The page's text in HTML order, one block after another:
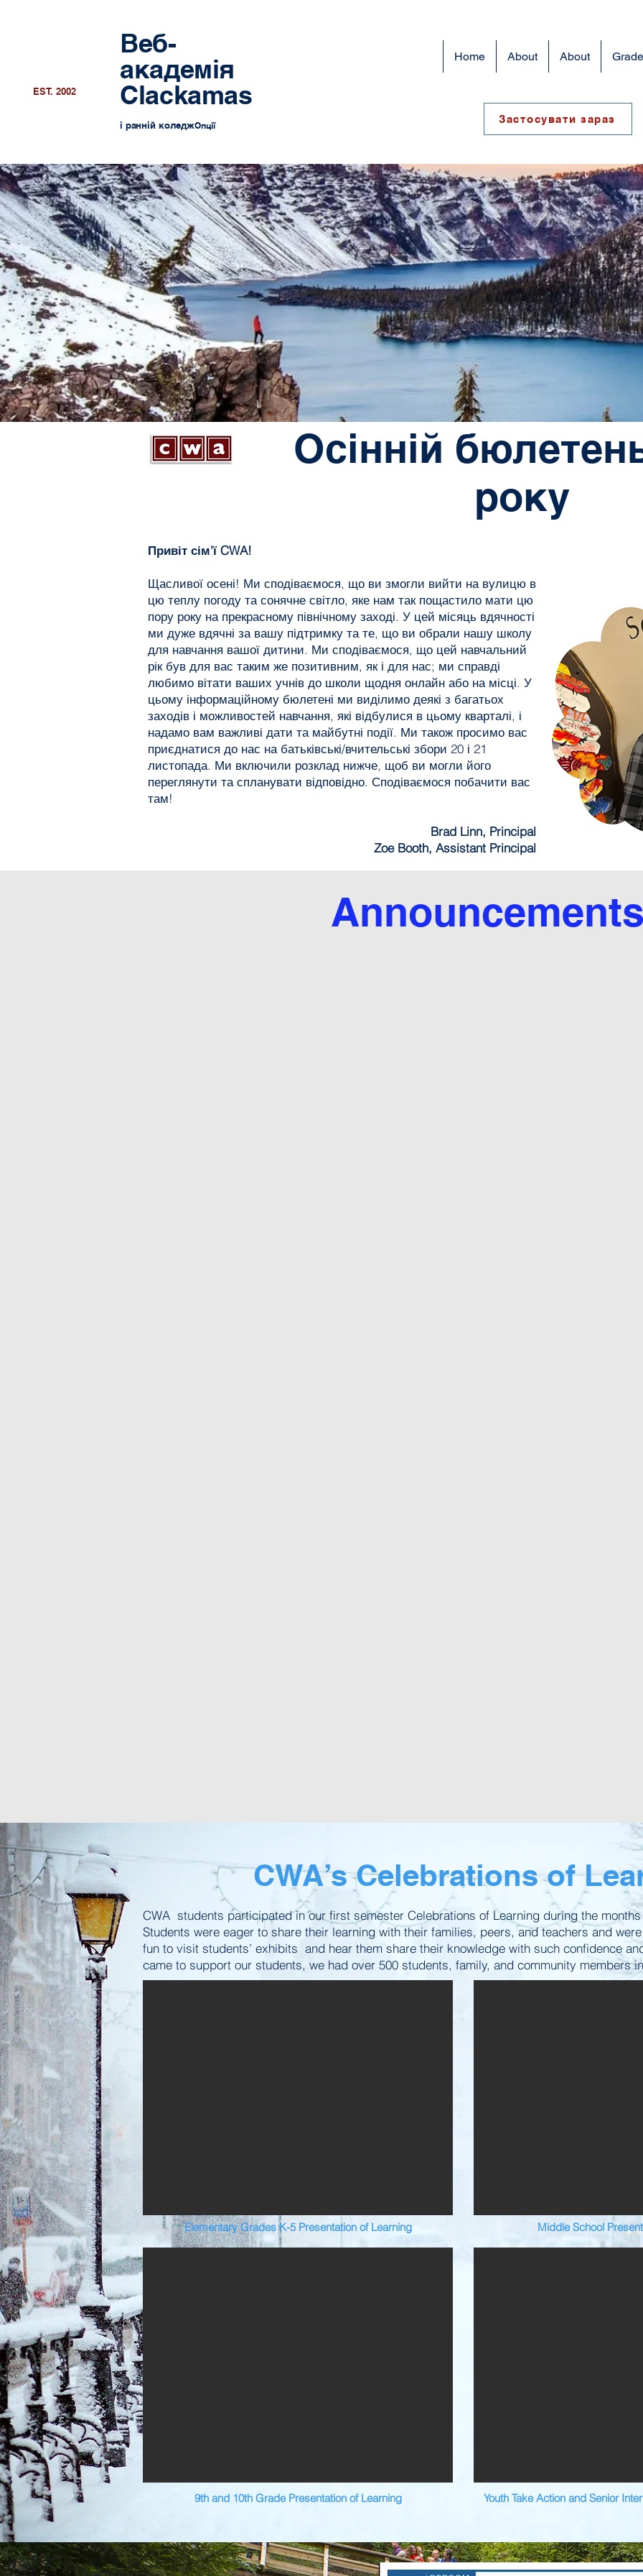
EST. 2002
Веб-
академія
Clackamas
і ранній коледжОпції
Home About About
Застосувати зараз
Осінній
року
Привіт сім'ї CWA!
Щасливої осені! Ми сподіваємося, що ви змогли вийти на вулицю в
цю теплу погоду та сонячне світло, яке нам так пощастило мати цю
пору року на прекрасному північному заході. У цей місяць вдячності
ми дуже вдячні за вашу підтримку та те, що ви обрали нашу школу
для навчання вашої дитини. Ми сподіваємося, що цей навчальний
рік був для вас таким же позитивним, як і для нас; ми справді
любимо вітати ваших учнів до школи щодня онлайн або на місці. У
цьому інформаційному бюлетені ми виділимо деякі з багатьох
заходів і можливостей навчання, які відбулися в цьому кварталі, і
надамо вам важливі дати та майбутні події. Ми також просимо вас
приєднатися до нас на батьківські/вчительські збори 20 і 21
листопада. Ми включили розклад нижче, щоб ви могли його
переглянути та спланувати відповідно. Сподіваємося побачити вас
там!
Brad Linn, Principal
Zoe Booth, Assistant Principal
CWA’s Celebrations of
CWA students participated in our first semester Celebrations of Learning during the
Students were eager to share their learning with their families, peers, and teachers and
fun to visit students’ exhibits and hear them share their knowledge with such confidence
came to support our students, we had over 500 students, family, and community members
Elementary Grades K-5 Presentation of Learning
9th and 10th Grade Presentation of Learning
Middle School
Youth Take Action and Senior